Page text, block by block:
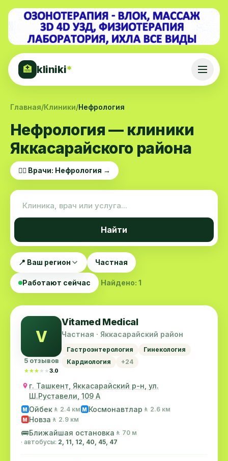
🏥 kliniki*
Главная/Клиники/Нефрология
Нефрология — клиники
Яккасарайского района
👨‍⚕️ Врачи: Нефрология →
Найти
📍 Ваш регион Частная
Работают сейчас Найдено: 1
V
5 отзывов
★★★★★
★★★★★3.0
Vitamed Medical
Частная · Яккасарайский район
Гастроэнтерология
Гинекология
Кардиология
+24
г. Ташкент, Яккасарайский р-н, ул.
Ш.Руставели, 109 А
M Ойбек 🚶 2.4 км M Космонавтлар 🚶 2.6 км
M Новза 🚶 2.9 км
🚌Ближайшая остановка 🚶 70 м
· автобусы: 2, 11, 12, 40, 45, 47